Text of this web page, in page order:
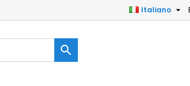
Italiano 
